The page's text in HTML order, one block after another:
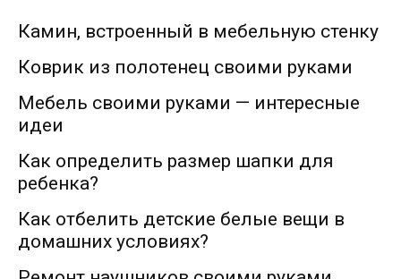
Камин, встроенный в мебельную стенку
Коврик из полотенец своими руками
Мебель своими руками — интересные
идеи
Как определить размер шапки для
ребенка?
Как отбелить детские белые вещи в
домашних условиях?